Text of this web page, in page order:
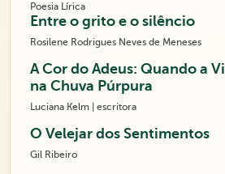
Poesia Lírica
Entre o grito e o silêncio
Rosilene Rodrigues Neves de Meneses
A Cor do Adeus: Quando a
na Chuva Púrpura
Luciana Kelm | escritora
O Velejar dos Sentimentos
Gil Ribeiro